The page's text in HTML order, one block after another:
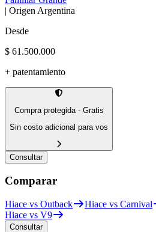
| Origen Argentina
Desde
$ 61.500.000
+ patentamiento
Compra protegida - Gratis
Sin costo adicional para vos
Consultar
Comparar
Hiace vs Outback Hiace vs Carnival
Hiace vs V9
Consultar